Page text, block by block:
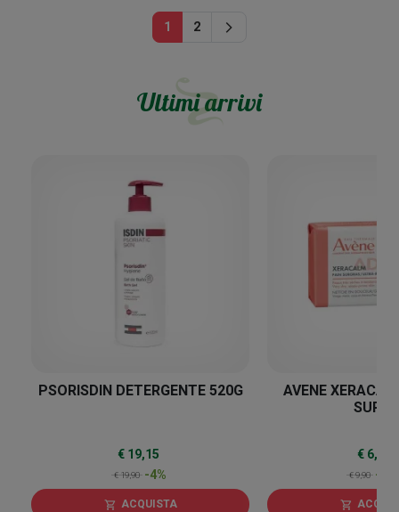
1 2 arrow_forward_ios
Ultimi arrivi
PSORISDIN DETERGENTE 520G
€ 19,15
€ 19,90 -4%
shopping_cart ACQUISTA
AVENE
SURGR
€ 6,47
€ 9,90 -
shopping_cart